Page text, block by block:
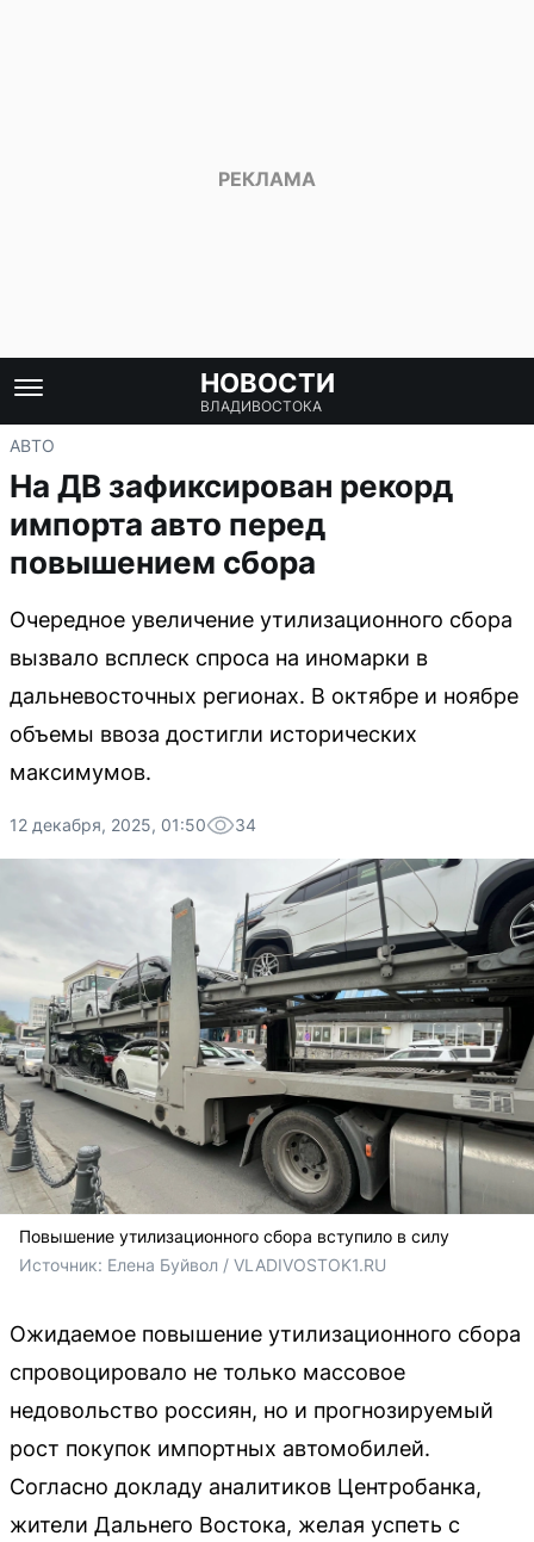
НОВОСТИ
ВЛАДИВОСТОКА
АВТО
На ДВ зафиксирован рекорд
импорта авто перед
повышением сбора
Очередное увеличение утилизационного сбора
вызвало всплеск спроса на иномарки в
дальневосточных регионах. В октябре и ноябре
объемы ввоза достигли исторических
максимумов.
12 декабря, 2025, 01:50 34
Повышение утилизационного сбора вступило в силу
Источник: Елена Буйвол / VLADIVOSTOK1.RU
Ожидаемое повышение утилизационного сбора
спровоцировало не только массовое
недовольство россиян, но и прогнозируемый
рост покупок импортных автомобилей.
Согласно докладу аналитиков Центробанка,
жители Дальнего Востока, желая успеть с